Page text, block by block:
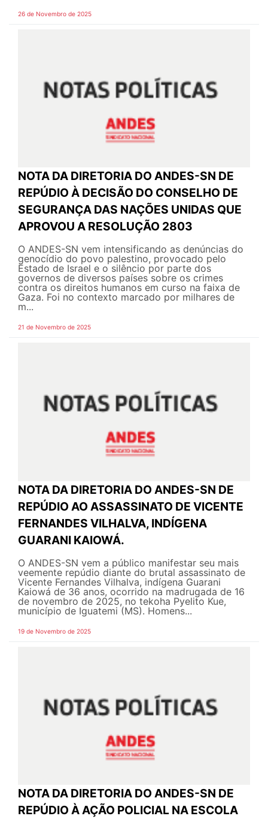
26 de Novembro de 2025
NOTA DA DIRETORIA DO ANDES-SN DE
REPÚDIO À DECISÃO DO CONSELHO DE
SEGURANÇA DAS NAÇÕES UNIDAS QUE
APROVOU A RESOLUÇÃO 2803
O ANDES-SN vem intensificando as denúncias do
genocídio do povo palestino, provocado pelo
Estado de Israel e o silêncio por parte dos
governos de diversos países sobre os crimes
contra os direitos humanos em curso na faixa de
Gaza. Foi no contexto marcado por milhares de
m...
21 de Novembro de 2025
NOTA DA DIRETORIA DO ANDES-SN DE
REPÚDIO AO ASSASSINATO DE VICENTE
FERNANDES VILHALVA, INDÍGENA
GUARANI KAIOWÁ.
O ANDES-SN vem a público manifestar seu mais
veemente repúdio diante do brutal assassinato de
Vicente Fernandes Vilhalva, indígena Guarani
Kaiowá de 36 anos, ocorrido na madrugada de 16
de novembro de 2025, no tekoha Pyelito Kue,
município de Iguatemi (MS). Homens...
19 de Novembro de 2025
NOTA DA DIRETORIA DO ANDES-SN DE
REPÚDIO À AÇÃO POLICIAL NA ESCOLA